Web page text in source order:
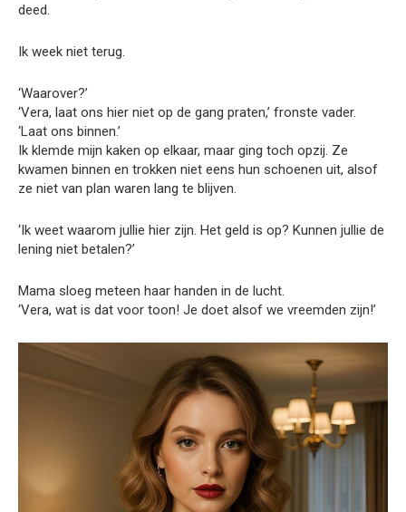
deed.
Ik week niet terug.
‘Waarover?’
‘Vera, laat ons hier niet op de gang praten,’ fronste vader.
‘Laat ons binnen.’
Ik klemde mijn kaken op elkaar, maar ging toch opzij. Ze
kwamen binnen en trokken niet eens hun schoenen uit, alsof
ze niet van plan waren lang te blijven.
‘Ik weet waarom jullie hier zijn. Het geld is op? Kunnen jullie de
lening niet betalen?’
Mama sloeg meteen haar handen in de lucht.
‘Vera, wat is dat voor toon! Je doet alsof we vreemden zijn!’